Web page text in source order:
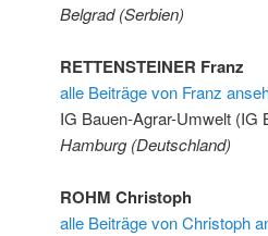
Belgrad (Serbien)
RETTENSTEINER Franz
alle Beiträge von Franz
IG Bauen-Agrar-Umwelt (IG
Hamburg (Deutschland)
ROHM Christoph
alle Beiträge von Christoph